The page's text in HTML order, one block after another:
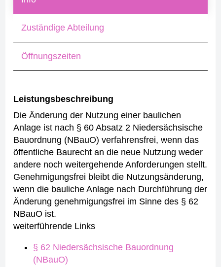
Zuständige Abteilung
Öffnungszeiten
Leistungsbeschreibung
Die Änderung der Nutzung einer baulichen
Anlage ist nach § 60 Absatz 2 Niedersächsische
Bauordnung (NBauO) verfahrensfrei, wenn das
öffentliche Baurecht an die neue Nutzung weder
andere noch weitergehende Anforderungen stellt.
Genehmigungsfrei bleibt die Nutzungsänderung,
wenn die bauliche Anlage nach Durchführung der
Änderung genehmigungsfrei im Sinne des § 62
NBauO ist.
weiterführende Links
§ 62 Niedersächsische Bauordnung
(NBauO)